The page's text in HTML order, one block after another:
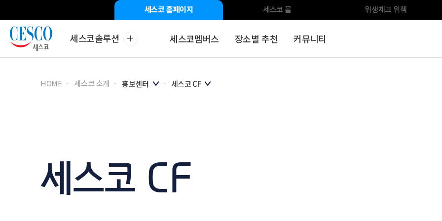
세스코 홈페이지 세스코 몰 위생체크 위쳌
세스코솔루션 해충방제 바이러스 식품안전 전문클리닝 환경가전
세스코멤버스 장소별 추천 커뮤니티
HOME 세스코 소개 홍보센터 세스코 CF
세스코 CF